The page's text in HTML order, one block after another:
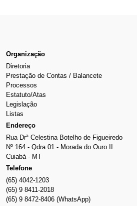
Organização
Diretoria
Prestação de Contas / Balancete
Processos
Estatuto/Atas
Legislação
Listas
Endereço
Rua Drª Celestina Botelho de Figueiredo
Nº 164 - Qdra 01 - Morada do Ouro II
Cuiabá - MT
Telefone
(65) 4042-1203
(65) 9 8411-2018
(65) 9 8472-8406 (WhatsApp)